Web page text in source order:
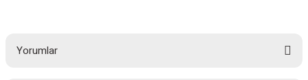
Yorumlar